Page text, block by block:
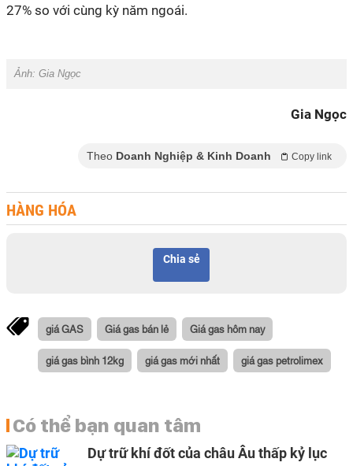
27% so với cùng kỳ năm ngoái.
Ảnh: Gia Ngọc
Gia Ngọc
Theo Doanh Nghiệp & Kinh Doanh Copy link
HÀNG HÓA
Chia sẻ
giá GAS Giá gas bán lẻ Giá gas hôm nay
giá gas bình 12kg giá gas mới nhất giá gas petrolimex
Có thể bạn quan tâm
Dự trữ khí đốt của châu Âu thấp kỷ lục